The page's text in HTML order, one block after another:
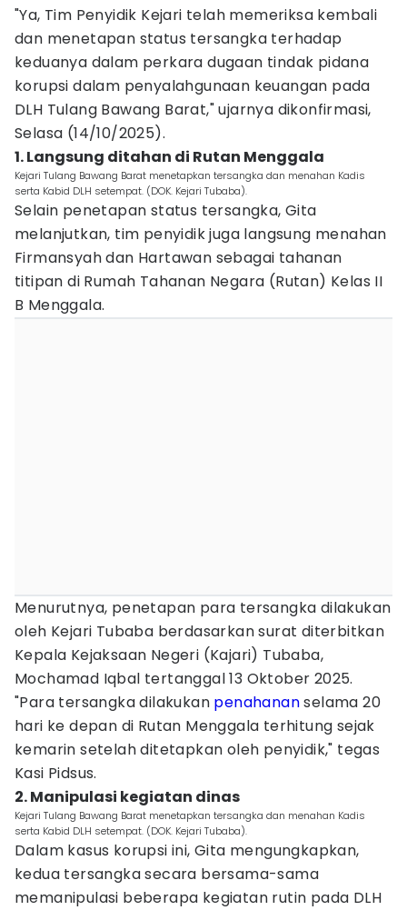
"Ya, Tim Penyidik Kejari telah memeriksa kembali
dan menetapan status tersangka terhadap
keduanya dalam perkara dugaan tindak pidana
korupsi dalam penyalahgunaan keuangan pada
DLH Tulang Bawang Barat," ujarnya dikonfirmasi,
Selasa (14/10/2025).
1. Langsung ditahan di Rutan Menggala
Kejari Tulang Bawang Barat menetapkan tersangka dan menahan Kadis
serta Kabid DLH setempat. (DOK. Kejari Tubaba).
Selain penetapan status tersangka, Gita
melanjutkan, tim penyidik juga langsung menahan
Firmansyah dan Hartawan sebagai tahanan
titipan di Rumah Tahanan Negara (Rutan) Kelas II
B Menggala.
Menurutnya, penetapan para tersangka dilakukan
oleh Kejari Tubaba berdasarkan surat diterbitkan
Kepala Kejaksaan Negeri (Kajari) Tubaba,
Mochamad Iqbal tertanggal 13 Oktober 2025.
"Para tersangka dilakukan penahananselama 20
hari ke depan di Rutan Menggala terhitung sejak
kemarin setelah ditetapkan oleh penyidik," tegas
Kasi Pidsus.
2. Manipulasi kegiatan dinas
Kejari Tulang Bawang Barat menetapkan tersangka dan menahan Kadis
serta Kabid DLH setempat. (DOK. Kejari Tubaba).
Dalam kasus korupsi ini, Gita mengungkapkan,
kedua tersangka secara bersama-sama
memanipulasi beberapa kegiatan rutin pada DLH